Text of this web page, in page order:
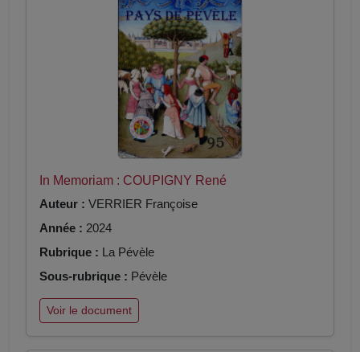
In Memoriam : COUPIGNY René
Auteur : VERRIER Françoise
Année : 2024
Rubrique : La Pévèle
Sous-rubrique : Pévèle
Voir le document